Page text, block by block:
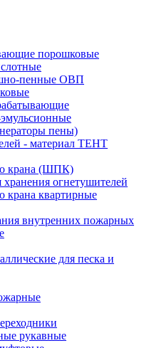
порошковые
пенные ОВП
пены)
- материал ТЕНТ
крана (ШПК)
огнетушителей
квартирные
внутренних пожарных
для песка и
рукавные